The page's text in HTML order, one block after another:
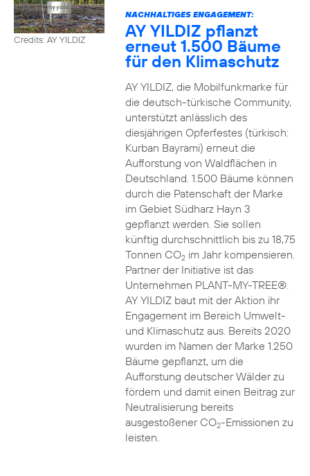
Credits: AY YILDIZ
NACHHALTIGES ENGAGEMENT:
AY YILDIZ pflanzt
erneut 1.500 Bäume
für den Klimaschutz
AY YILDIZ, die Mobilfunkmarke für
die deutsch-türkische Community,
unterstützt anlässlich des
diesjährigen Opferfestes (türkisch:
Kurban Bayrami) erneut die
Aufforstung von Waldflächen in
Deutschland. 1.500 Bäume können
durch die Patenschaft der Marke
im Gebiet Südharz Hayn 3
gepflanzt werden. Sie sollen
künftig durchschnittlich bis zu 18,75
Tonnen CO2im Jahr kompensieren.
Partner der Initiative ist das
Unternehmen PLANT-MY-TREE®.
AY YILDIZ baut mit der Aktion ihr
Engagement im Bereich Umwelt-
und Klimaschutz aus. Bereits 2020
wurden im Namen der Marke 1.250
Bäume gepflanzt, um die
Aufforstung deutscher Wälder zu
fördern und damit einen Beitrag zur
Neutralisierung bereits
ausgestoßener CO2-Emissionen zu
leisten.